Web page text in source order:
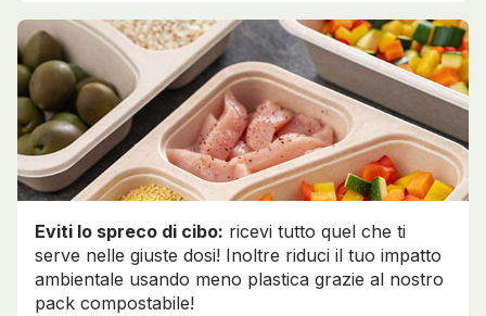
Eviti lo spreco di cibo: ricevi tutto quel che ti
serve nelle giuste dosi! Inoltre riduci il tuo impatto
ambientale usando meno plastica grazie al nostro
pack compostabile!